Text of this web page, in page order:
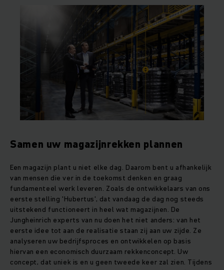
Samen uw magazijnrekken plannen
Een magazijn plant u niet elke dag. Daarom bent u afhankelijk
van mensen die ver in de toekomst denken en graag
fundamenteel werk leveren. Zoals de ontwikkelaars van ons
eerste stelling 'Hubertus', dat vandaag de dag nog steeds
uitstekend functioneert in heel wat magazijnen. De
Jungheinrich experts van nu doen het niet anders: van het
eerste idee tot aan de realisatie staan ​​zij aan uw zijde. Ze
analyseren uw bedrijfsproces en ontwikkelen op basis
hiervan een economisch duurzaam rekkenconcept. Uw
concept, dat uniek is en u geen tweede keer zal zien. Tijdens